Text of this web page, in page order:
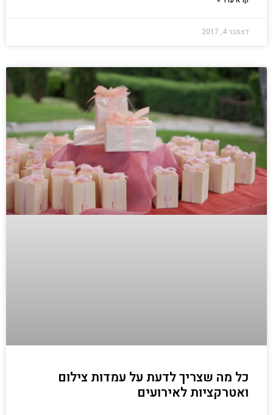
דצמבר 4, 2017
כל מה שצריך לדעת על עמדות צילום
ואטרקציות לאירועים